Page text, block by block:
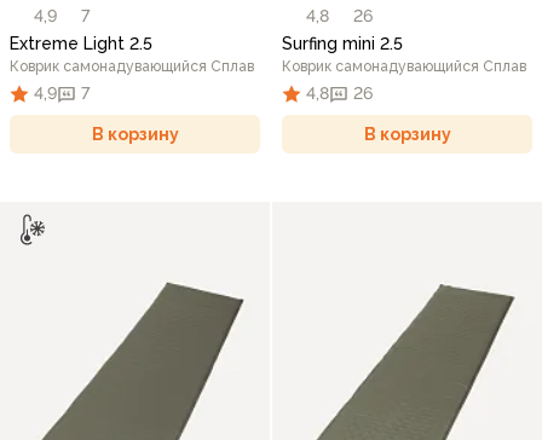
4,9
7
Extreme Light 2.5
Коврик самонадувающийся Сплав
4,9 7
В корзину
4,8
26
Surfing mini 2.5
Коврик самонадувающийся Сплав
4,8 26
В корзину